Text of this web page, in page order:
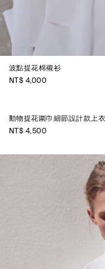
波點提花棉襯衫
NT$ 4,000
動物提花圍巾細節設計款上衣
NT$ 4,500